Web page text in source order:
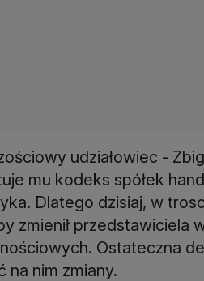
udziałowiec -
mu kodeks spółek
Dlatego dzisiaj, w
zmienił przedstawiciela
Ostateczna
na nim zmiany.